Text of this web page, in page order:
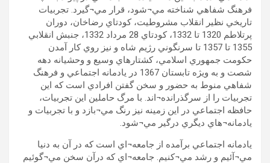
فرهنگ شفاهي شناخته مي¬شود، قرار مي¬گيرد. تجربيات
تاريخي نظير انقلاب مشروطيت، کودتاي رضاخان، دوران
پرتلاطم 1320 تا 1332، کودتاي 28 مرداد 1332، جنبش انقلابي
1355 تا 1357 تا سرنگوني رژيم شاه و نيز روي کار آمدن
حکومت جمهوري اسلامي، کشتارهاي وسيع و وحشيانه دهه
شصت و به ويژه تابستان 1367 در يادمانه اجتماعي و فرهنگ
شفاهي منوط به حضور و سخن گفتن افرادي است که اين
تجربيات را از سرگذرانده¬اند. با مرگ حاملين اين تجربيات،
حافظه اجتماعي در اين زمينه نيز رنگ مي¬بازد و با تجربيات و
يادمانه¬هاي ديگري درگير مي¬شود.
يادمانه اجتماعي برآمده از جامعه¬اي است که در آن به دنيا
مي¬آئيم و رشد مي¬کنيم. جامعه¬اي که درآن سخن مي¬گوئيم